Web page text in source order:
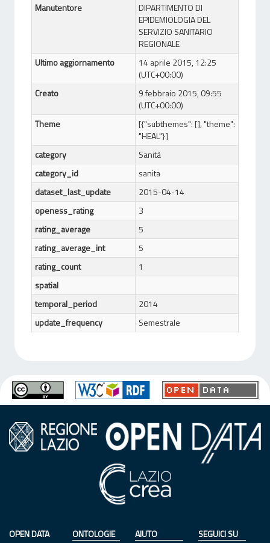
Manutentore
DIPARTIMENTO DI
EPIDEMIOLOGIA DEL
SERVIZIO SANITARIO
REGIONALE
Ultimo aggiornamento
14 aprile 2015, 12:25
(UTC+00:00)
Creato
9 febbraio 2015, 09:55
(UTC+00:00)
Theme
[{"subthemes": [], "theme":
"HEAL"}]
category
Sanità
category_id
sanita
dataset_last_update
2015-04-14
openess_rating
3
rating_average
5
rating_average_int
5
rating_count
1
spatial
temporal_period
2014
update_frequency
Semestrale
OPEN DATA
ONTOLOGIE AIUTO SEGUICI SU